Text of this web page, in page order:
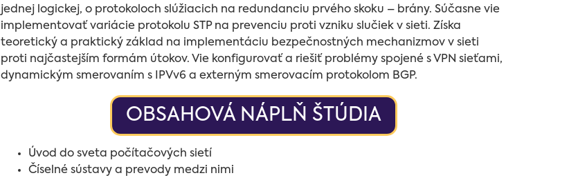
jednej logickej, o protokoloch slúžiacich na redundanciu prvého skoku – brány. Súčasne vie
implementovať variácie protokolu STP na prevenciu proti vzniku slučiek v sieti. Získa
teoretický a praktický základ na implementáciu bezpečnostných mechanizmov v sieti
proti najčastejším formám útokov. Vie konfigurovať a riešiť problémy spojené s VPN sieťami,
dynamickým smerovaním s IPVv6 a externým smerovacím protokolom BGP.
OBSAHOVÁ NÁPLŇ ŠTÚDIA
Úvod do sveta počítačových sietí
Číselné sústavy a prevody medzi nimi